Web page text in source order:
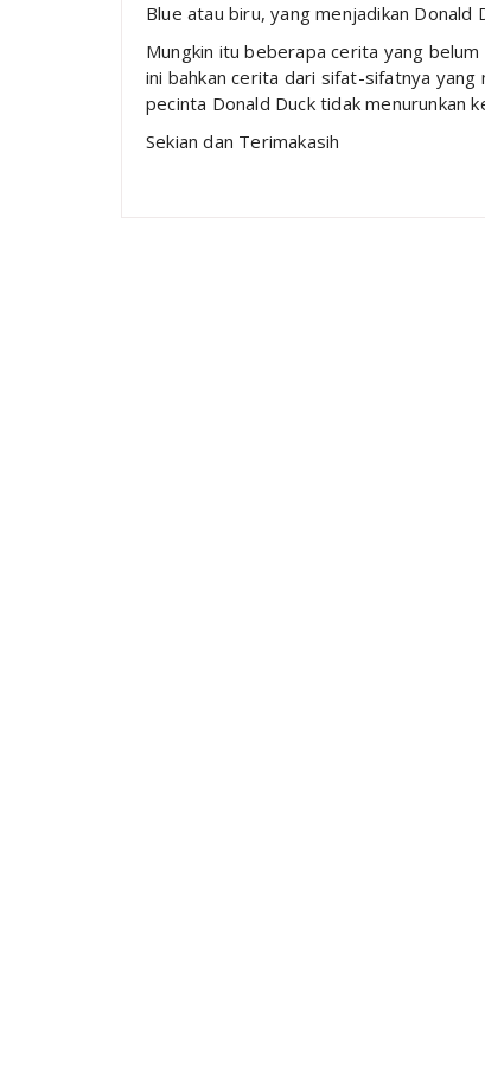
Blue atau biru, yang menjadikan Donald
Mungkin itu beberapa cerita yang
ini bahkan cerita dari sifat-sifatnya yang
pecinta Donald Duck tidak menurunkan
Sekian dan Terimakasih